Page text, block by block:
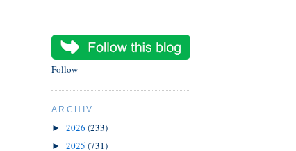
Follow
ARCHIV
► 2026 (233)
► 2025 (731)